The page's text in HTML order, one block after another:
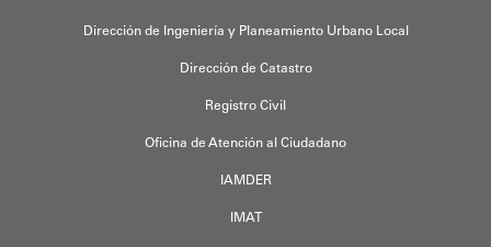
Dirección de Ingeniería y Planeamiento Urbano Local
Dirección de Catastro
Registro Civil
Oficina de Atención al Ciudadano
IAMDER
IMAT